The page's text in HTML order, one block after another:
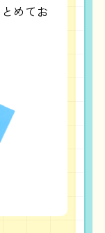
めてお